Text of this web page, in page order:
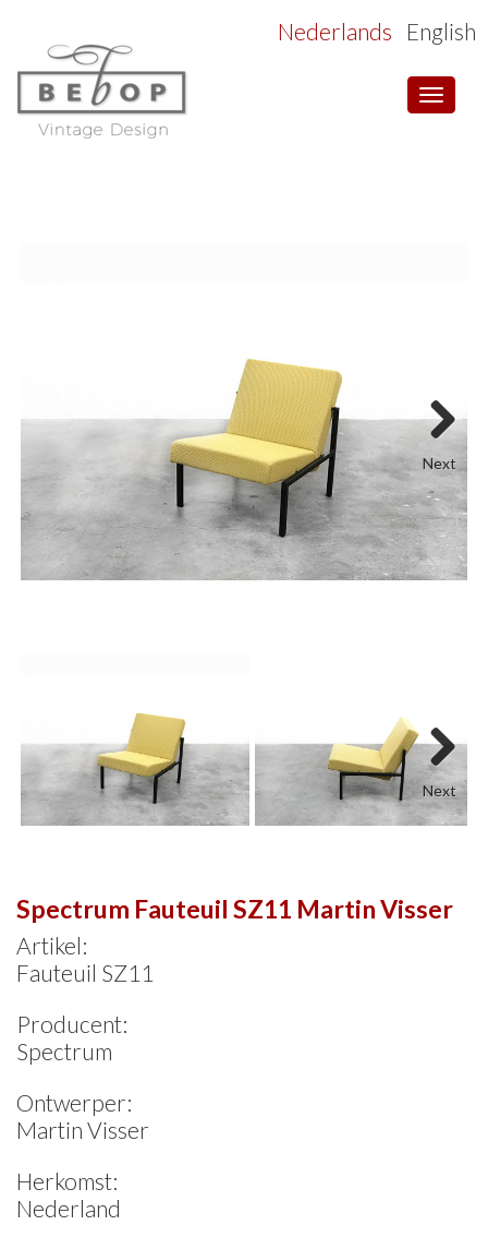
Toggle
Nederlands English
Next
Next
Spectrum Fauteuil SZ11 Martin Visser
Artikel:
Fauteuil SZ11
Producent:
Spectrum
Ontwerper:
Martin Visser
Herkomst:
Nederland